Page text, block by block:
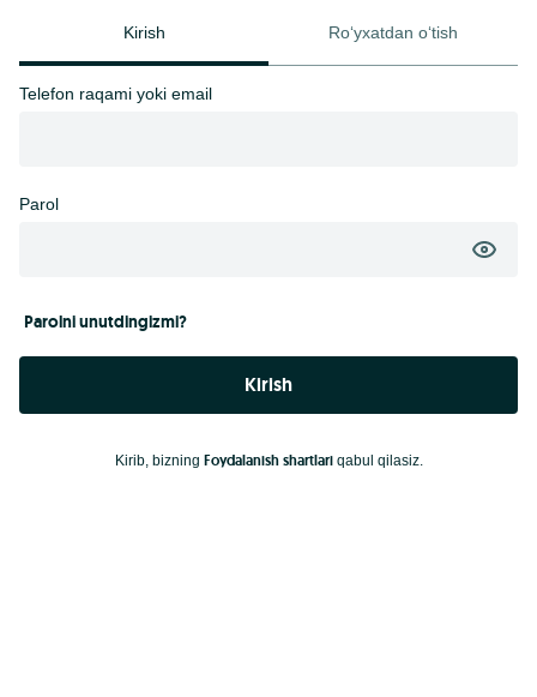
Kirish Ro‘yxatdan o‘tish
Telefon raqami yoki email
Parol
Parolni unutdingizmi?
Kirish
Kirib, bizning Foydalanish shartlariqabul qilasiz.